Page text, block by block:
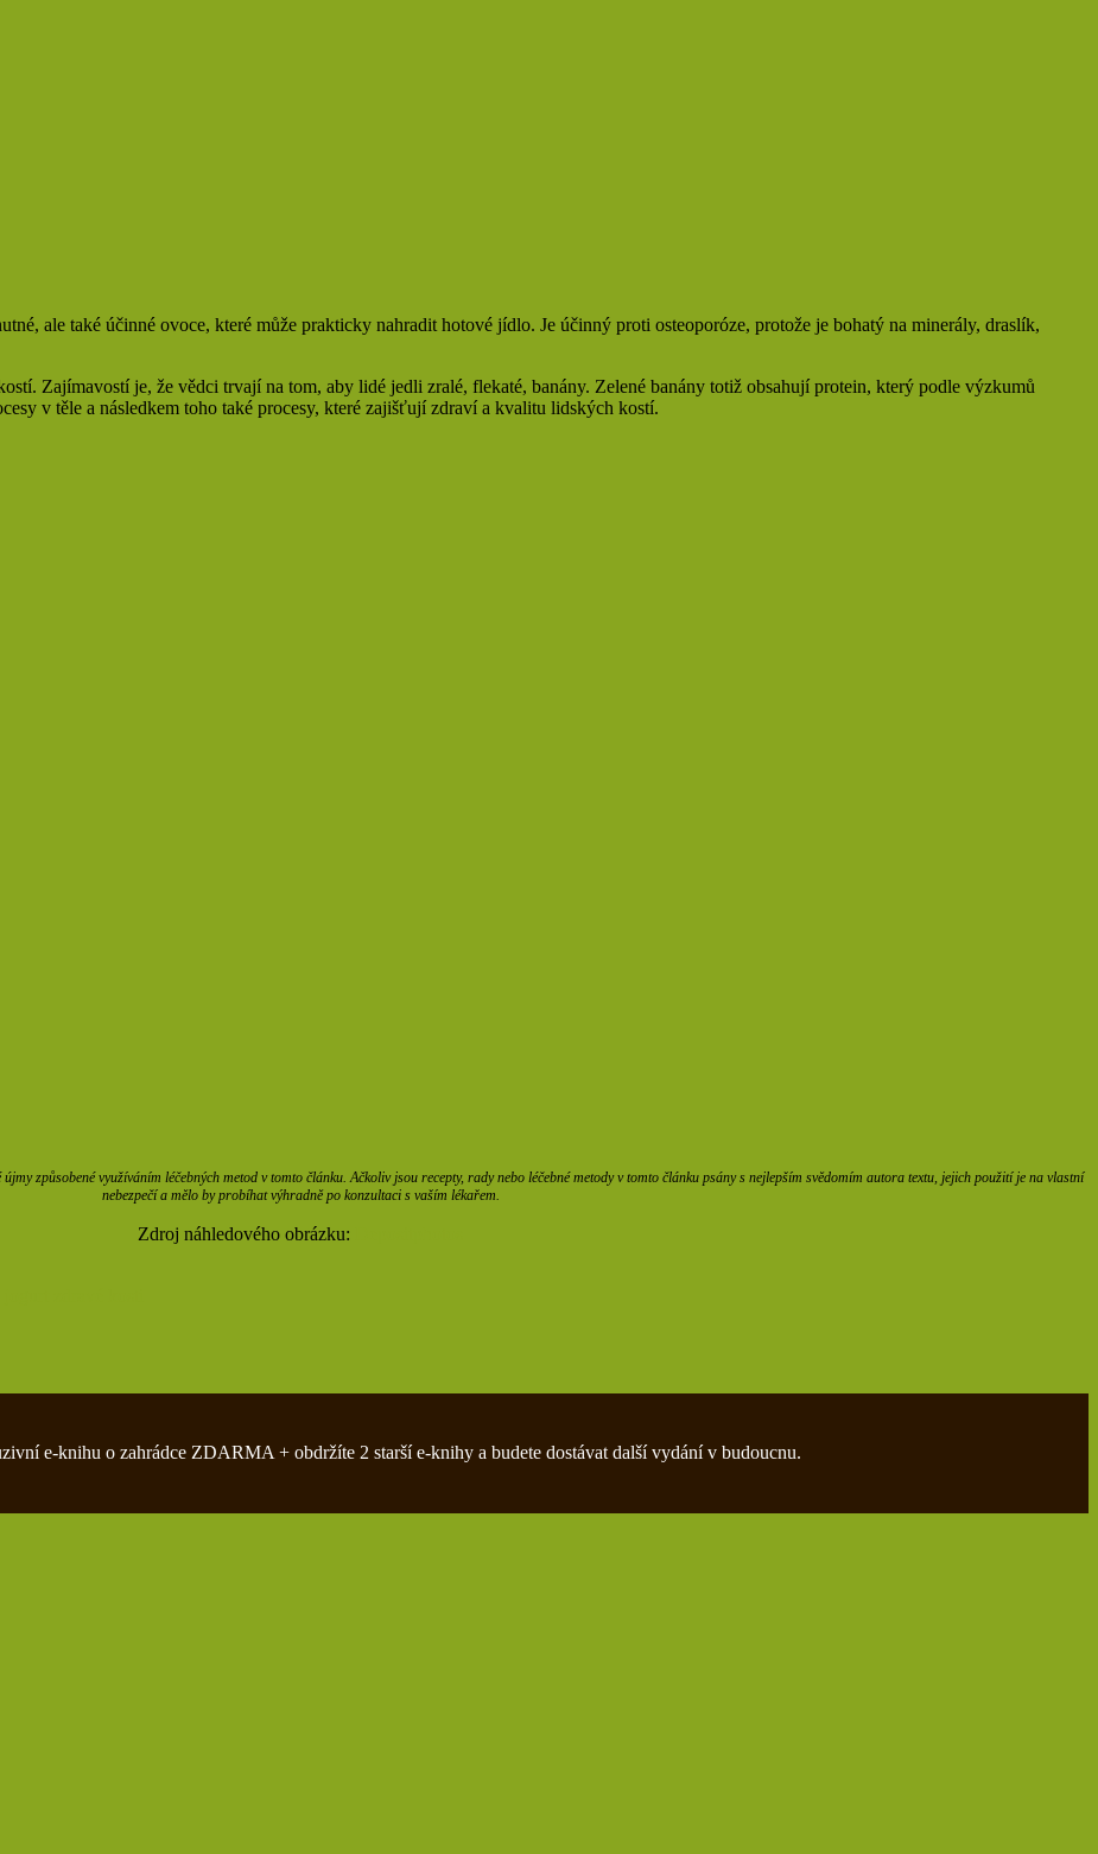
ale také účinné ovoce, které může prakticky nahradit hotové jídlo. Je účinný proti osteoporóze, protože je bohatý na minerály, draslík,
Zajímavostí je, že vědci trvají na tom, aby lidé jedli zralé, flekaté, banány. Zelené banány totiž obsahují protein, který podle výzkumů
v těle a následkem toho také procesy, které zajišťují zdraví a kvalitu lidských kostí.
způsobené využíváním léčebných metod v tomto článku. Ačkoliv jsou recepty, rady nebo léčebné metody v tomto článku psány s nejlepším svědomím autora textu, jejich použití je na vlastní
nebezpečí a mělo by probíhat výhradně po konzultaci s vaším lékařem.
Zdroj náhledového obrázku:
e-knihu o zahrádce ZDARMA + obdržíte 2 starší e-knihy a budete dostávat další vydání v budoucnu.